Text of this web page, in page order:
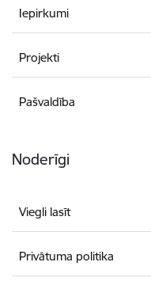
Iepirkumi
Projekti
Pašvaldība
Noderīgi
Viegli lasīt
Privātuma politika